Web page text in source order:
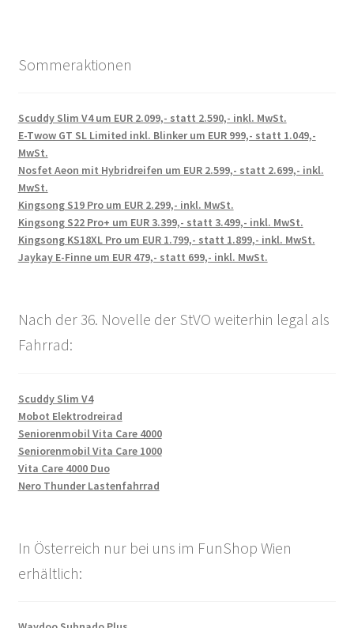
Sommeraktionen
Scuddy Slim V4 um EUR 2.099,- statt 2.590,- inkl. MwSt.
E-Twow GT SL Limited inkl. Blinker um EUR 999,- statt 1.049,-
MwSt.
Nosfet Aeon mit Hybridreifen um EUR 2.599,- statt 2.699,- inkl.
MwSt.
Kingsong S19 Pro um EUR 2.299,- inkl. MwSt.
Kingsong S22 Pro+ um EUR 3.399,- statt 3.499,- inkl. MwSt.
Kingsong KS18XL Pro um EUR 1.799,- statt 1.899,- inkl. MwSt.
Jaykay E-Finne um EUR 479,- statt 699,- inkl. MwSt.
Nach der 36. Novelle der StVO weiterhin legal als
Fahrrad:
Scuddy Slim V4
Mobot Elektrodreirad
Seniorenmobil Vita Care 4000
Seniorenmobil Vita Care 1000
Vita Care 4000 Duo
Nero Thunder Lastenfahrrad
In Österreich nur bei uns im FunShop Wien
erhältlich: